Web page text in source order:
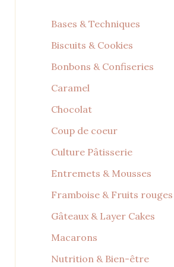
Bases & Techniques
Biscuits & Cookies
Bonbons & Confiseries
Caramel
Chocolat
Coup de coeur
Culture Pâtisserie
Entremets & Mousses
Framboise & Fruits rouges
Gâteaux & Layer Cakes
Macarons
Nutrition & Bien-être